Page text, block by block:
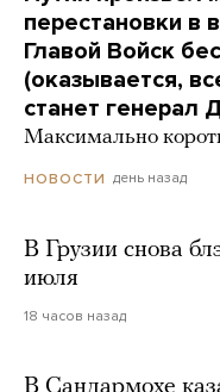
перестановки в
Главой Войск
(оказывается,
станет генерал
Максимально
НОВОСТИ день назад
В Грузии снова
июля
18 часов назад
В Сандармохе